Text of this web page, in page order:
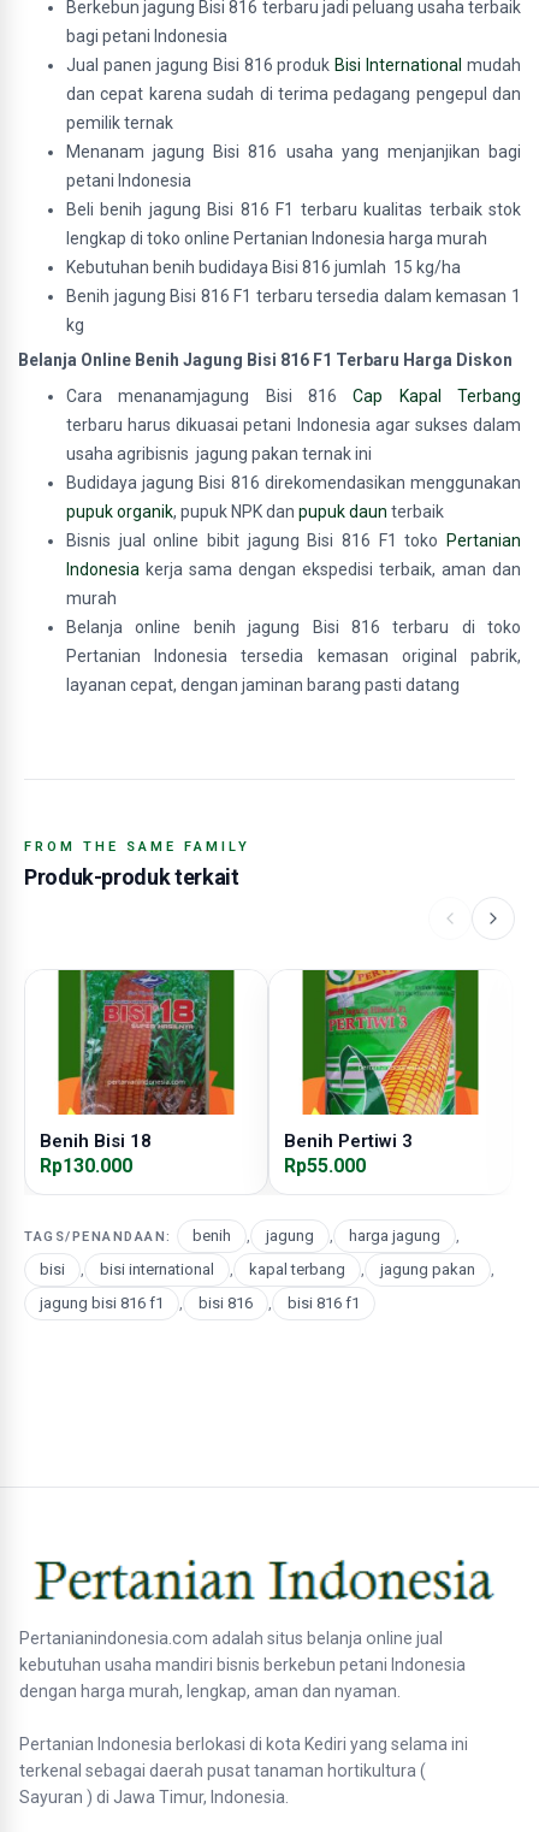
Berkebun jagung Bisi 816 terbaru jadi peluang usaha terbaik
bagi petani Indonesia
Jual panen jagung Bisi 816 produk Bisi International mudah
dan cepat karena sudah di terima pedagang pengepul dan
pemilik ternak
Menanam jagung Bisi 816 usaha yang menjanjikan bagi
petani Indonesia
Beli benih jagung Bisi 816 F1 terbaru kualitas terbaik stok
lengkap di toko online Pertanian Indonesia harga murah
Kebutuhan benih budidaya Bisi 816 jumlah 15 kg/ha
Benih jagung Bisi 816 F1 terbaru tersedia dalam kemasan 1
kg
Belanja Online Benih Jagung Bisi 816 F1 Terbaru Harga Diskon
Cara menanamjagung Bisi 816Cap Kapal Terbang
terbaru harus dikuasai petani Indonesia agar sukses dalam
usaha agribisnis jagung pakan ternak ini
Budidaya jagung Bisi 816 direkomendasikan menggunakan
pupuk organik, pupuk NPK dan pupuk daun terbaik
Bisnis jual online bibit jagung Bisi 816 F1 toko
Pertanian
Indonesia kerja sama dengan ekspedisi terbaik, aman dan
murah
Belanja online benih jagung Bisi 816 terbaru di toko
Pertanian Indonesia tersedia kemasan original pabrik,
layanan cepat, dengan jaminan barang pasti datang
FROM THE SAME FAMILY
Produk-produk terkait
Benih Bisi 18
Rp130.000
Benih Pertiwi 3
Rp55.000
TAGS/PENANDAAN: benih , jagung , harga jagung
,
bisi
, bisi international , kapal terbang , jagung pakan
,
jagung bisi 816 f1
, bisi 816 , bisi 816 f1
Pertanianindonesia.com adalah situs belanja online jual
kebutuhan usaha mandiri bisnis berkebun petani Indonesia
dengan harga murah, lengkap, aman dan nyaman.
Pertanian Indonesia berlokasi di kota Kediri yang selama ini
terkenal sebagai daerah pusat tanaman hortikultura (
Sayuran ) di Jawa Timur, Indonesia.